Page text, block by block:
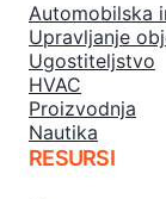
Automobilska
Upravljanje
Ugostiteljstvo
HVAC
Proizvodnja
Nautika
RESURSI